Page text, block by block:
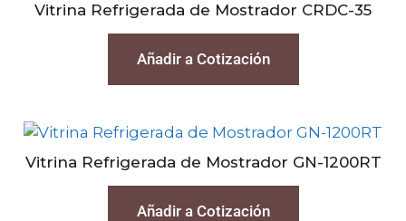
Vitrina Refrigerada de Mostrador CRDC-35
Añadir a Cotización
Vitrina Refrigerada de Mostrador GN-1200RT
Añadir a Cotización